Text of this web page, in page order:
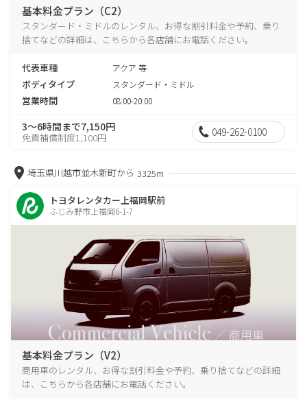
基本料金プラン（C2）
スタンダード・ミドルのレンタル、お得な割引料金や予約、乗り
捨てなどの詳細は、こちらから各店舗にお電話ください。
代表車種 アクア 等
ボディタイプ スタンダード・ミドル
営業時間 08:00-20:00
3～6時間まで7,150円
免責補償制度1,100円 049-262-0100
埼玉県川越市並木新町から 3325m
トヨタレンタカー上福岡駅前
ふじみ野市上福岡6-1-7
基本料金プラン（V2）
商用車のレンタル、お得な割引料金や予約、乗り捨てなどの詳細
は、こちらから各店舗にお電話ください。